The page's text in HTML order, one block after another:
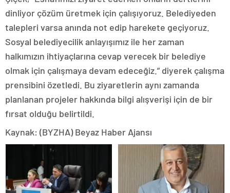
dinliyor çözüm üretmek için çalışıyoruz. Belediyeden
talepleri varsa anında not edip harekete geçiyoruz.
Sosyal belediyecilik anlayışımız ile her zaman
halkımızın ihtiyaçlarına cevap verecek bir belediye
olmak için çalışmaya devam edeceğiz.” diyerek çalışma
prensibini özetledi. Bu ziyaretlerin aynı zamanda
planlanan projeler hakkında bilgi alışverişi için de bir
fırsat olduğu belirtildi.
Kaynak: (BYZHA) Beyaz Haber Ajansı